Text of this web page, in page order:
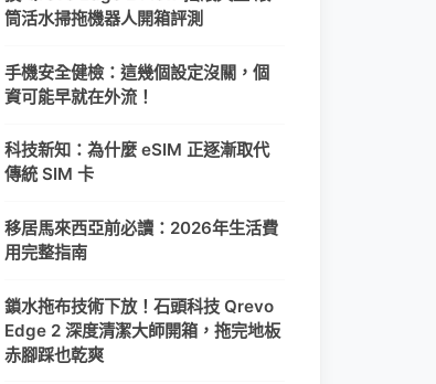
筒活水掃拖機器人開箱評測
手機安全健檢：這幾個設定沒關，個
資可能早就在外流！
科技新知：為什麼 eSIM 正逐漸取代
傳統 SIM 卡
移居馬來西亞前必讀：2026年生活費
用完整指南
鎖水拖布技術下放！石頭科技 Qrevo
Edge 2 深度清潔大師開箱，拖完地板
赤腳踩也乾爽